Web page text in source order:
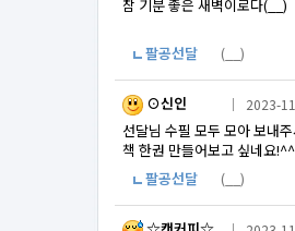
참 기분 좋은 새벽이로다(__)
팔공선달 (__)
⊙신인 ｜ 2023-
선달님 수필 모두 모아 보내
책 한권 만들어보고 싶네요!^^
팔공선달
(__)